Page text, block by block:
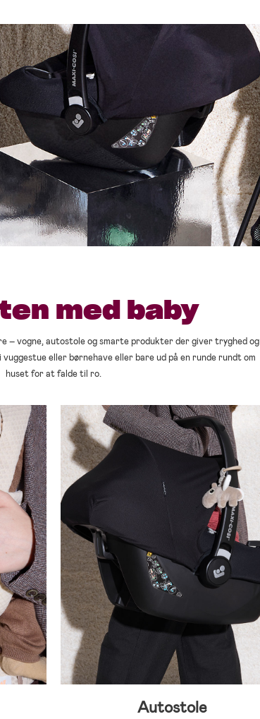
med baby
– vogne, autostole og smarte produkter der giver tryghed og
eller børnehave eller bare ud på en runde rundt om
huset for at falde til ro.
Autostole